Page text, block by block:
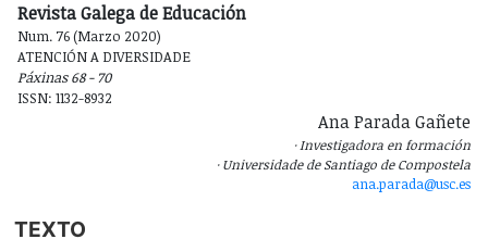
Revista Galega de Educación
Num. 76 (Marzo 2020)
ATENCIÓN A DIVERSIDADE
Páxinas 68 - 70
ISSN: 1132-8932
Ana Parada Gañete
Investigadora en formación
Universidade de Santiago de Compostela
ana.parada@usc.es
TEXTO